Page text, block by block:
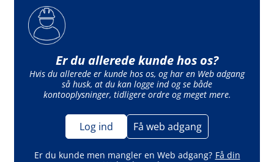
Er du allerede kunde hos os?
Hvis du allerede er kunde hos os, og har en Web adgang
så husk, at du kan logge ind og se både
kontooplysninger, tidligere ordre og meget mere.
Log ind Få web adgang
Er du kunde men mangler en Web adgang? Få din